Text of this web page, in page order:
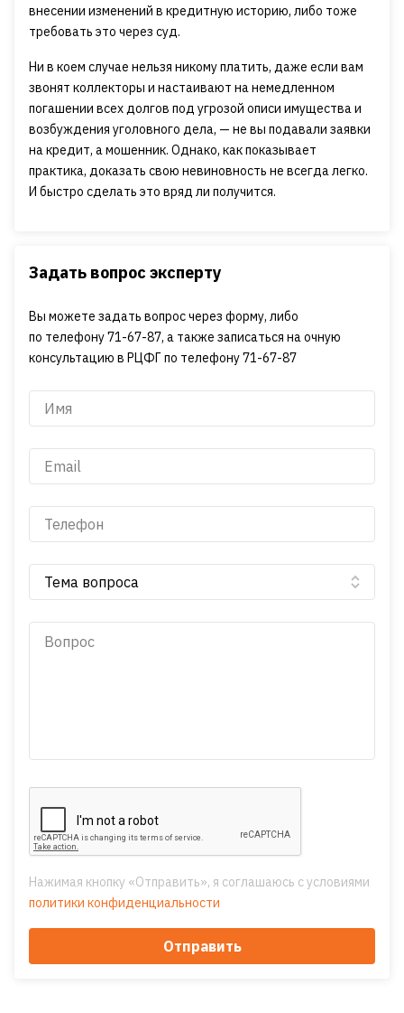
внесении изменений в кредитную историю, либо тоже
требовать это через суд.
Ни в коем случае нельзя никому платить, даже если вам
звонят коллекторы и настаивают на немедленном
погашении всех долгов под угрозой описи имущества и
возбуждения уголовного дела, — не вы подавали заявки
на кредит, а мошенник. Однако, как показывает
практика, доказать свою невиновность не всегда легко.
И быстро сделать это вряд ли получится.
Задать вопрос эксперту
Вы можете задать вопрос через форму, либо
по телефону 71-67-87, а также записаться на очную
консультацию в РЦФГ по телефону 71-67-87
Нажимая кнопку «Отправить», я соглашаюсь с условиями
политики конфиденциальности
Отправить